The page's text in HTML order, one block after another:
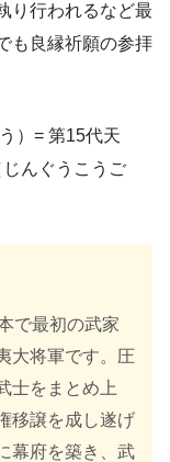
り行われるなど最
も良縁祈願の参拝
）= 第15代天
んぐうこうご
で最初の武家
大将軍です。圧
士をまとめ上
移譲を成し遂げ
幕府を築き、武